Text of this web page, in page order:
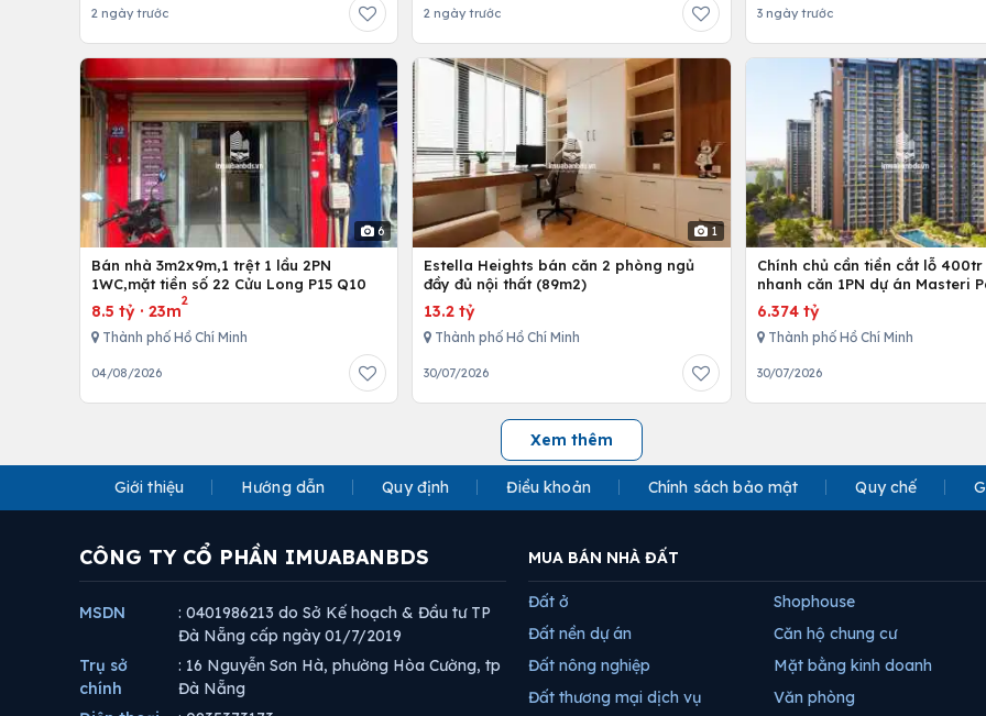
2 ngày trước 2 ngày trước 3 ngày trước
6
Bán nhà 3m2x9m,1 trệt 1 lầu 2PN
1WC,mặt tiền số 22 Cửu Long P15 Q10
8.5 tỷ · 23m
2
Thành phố Hồ Chí Minh
04/08/2026
1
Estella Heights bán căn 2 phòng ngủ
đầy đủ nội thất (89m2)
13.2 tỷ
Thành phố Hồ Chí Minh
30/07/2026
Chính chủ cần tiền cắt lỗ 400tr
nhanh căn 1PN dự án Masteri
Place
6.374 tỷ
Thành phố Hồ Chí Minh
30/07/2026
Xem thêm
Giới thiệu Hướng dẫn Quy định Điều khoản Chính sách bảo mật Quy chế
CÔNG TY CỔ PHẦN IMUABANBDS
MSDN
: 0401986213 do Sở Kế hoạch & Đầu tư TP
Đà Nẵng cấp ngày 01/7/2019
Trụ sở
chính
: 16 Nguyễn Sơn Hà, phường Hòa Cường, tp
Đà Nẵng
MUA BÁN NHÀ ĐẤT
Đất ở
Đất nền dự án
Đất nông nghiệp
Đất thương mại dịch vụ
Shophouse
Căn hộ chung cư
Mặt bằng kinh doanh
Văn phòng